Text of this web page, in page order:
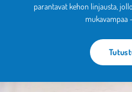
parantavat kehon linjausta,
mukavampaa